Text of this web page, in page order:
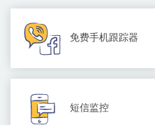
免费手机跟踪器
短信监控